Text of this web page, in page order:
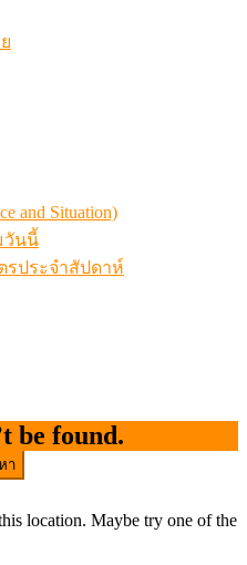
and Situation)
วันนี้
รประจำสัปดาห์
be found.
location. Maybe try one of the